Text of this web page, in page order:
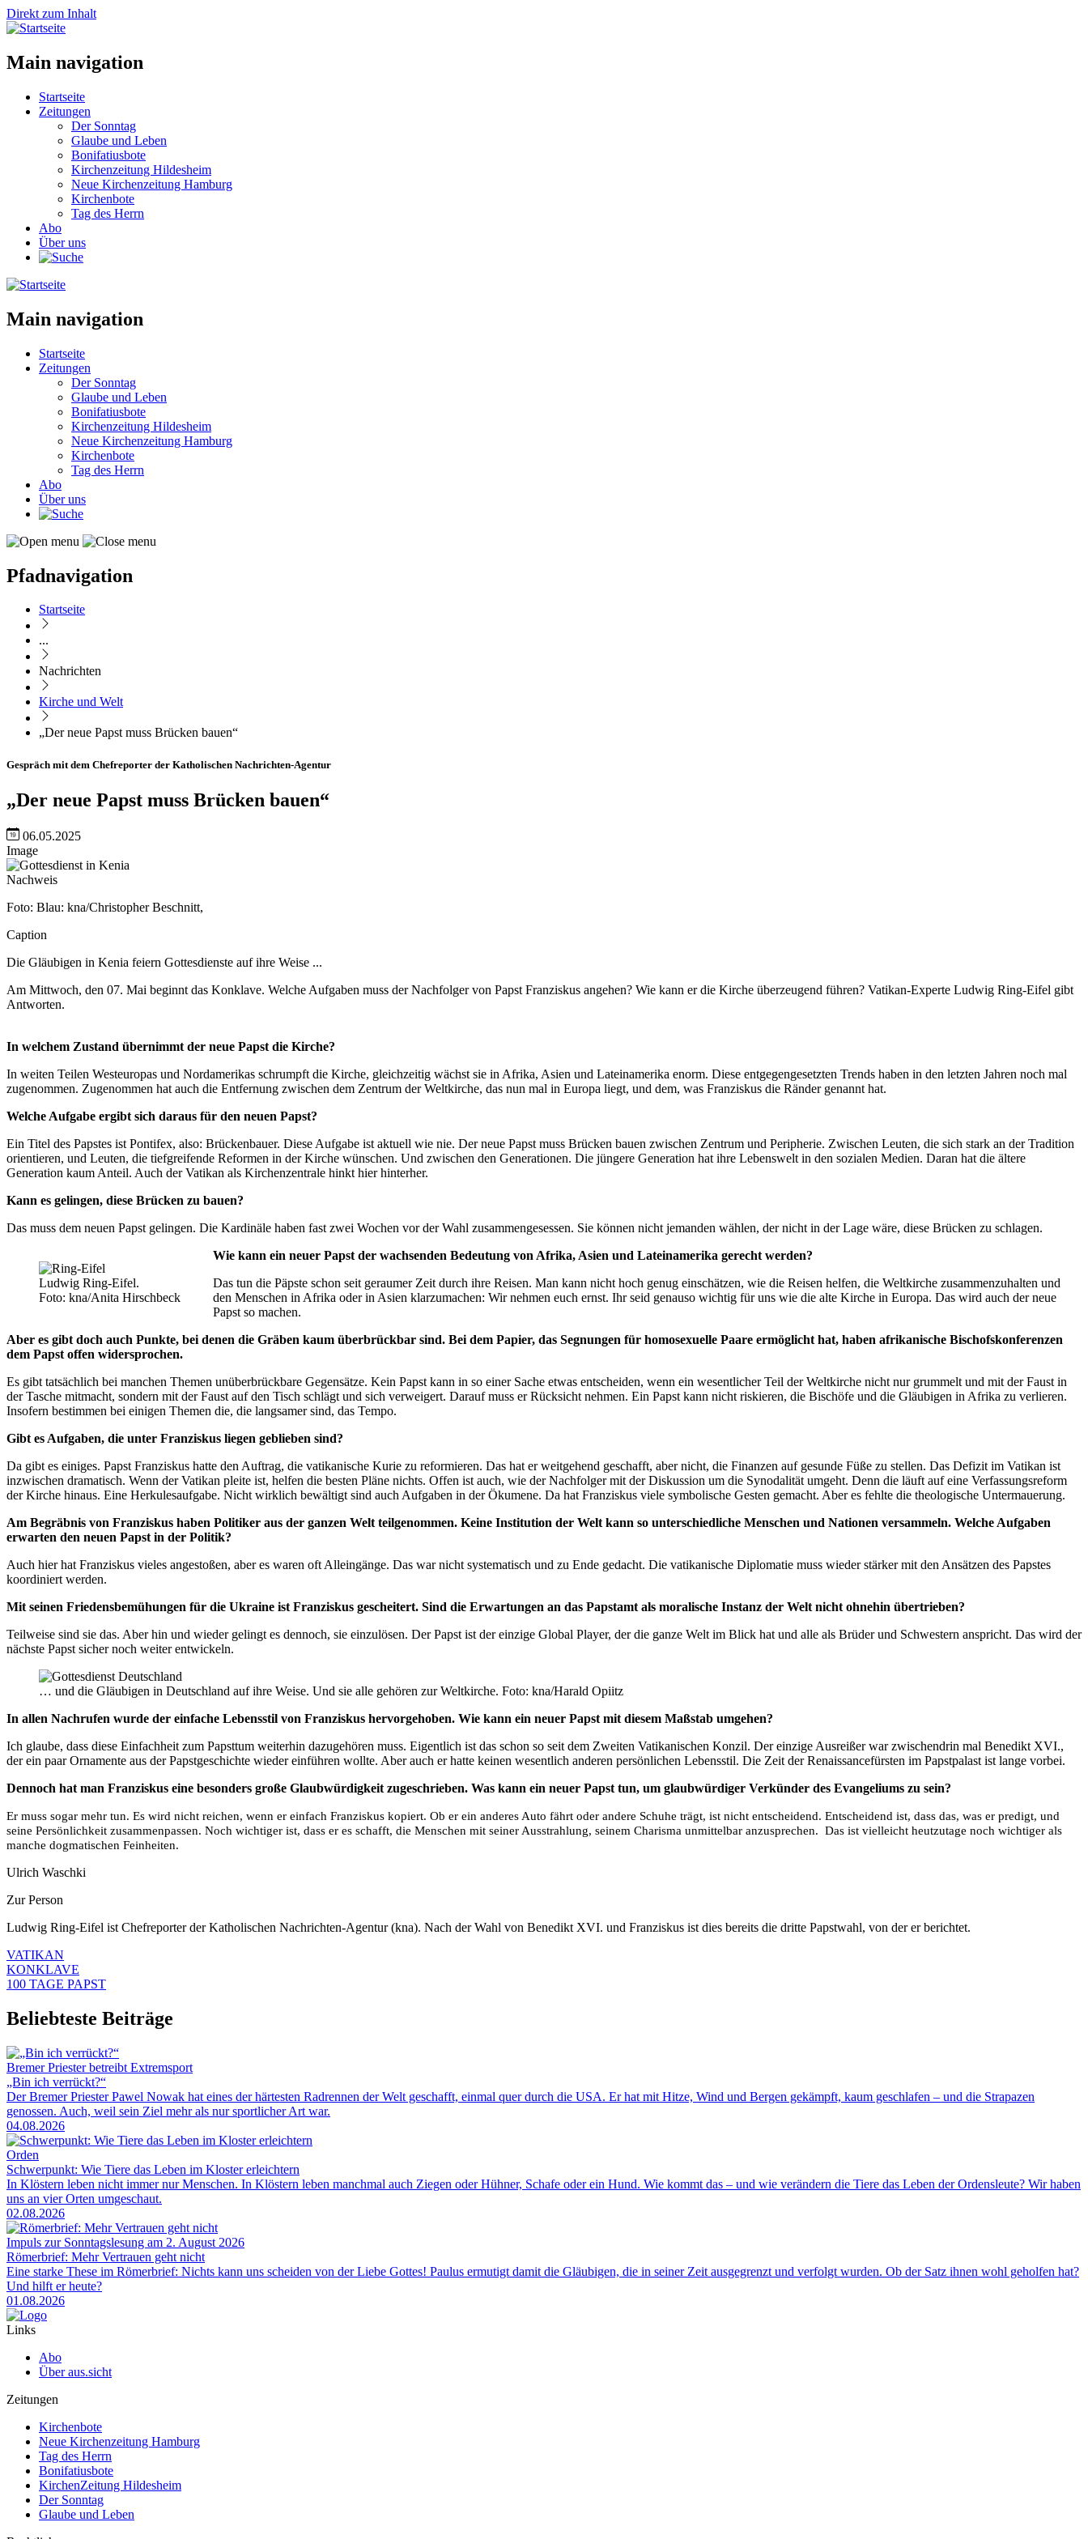
Direkt zum Inhalt
Main navigation
Startseite
Zeitungen
Der Sonntag
Glaube und Leben
Bonifatiusbote
Kirchenzeitung Hildesheim
Neue Kirchenzeitung Hamburg
Kirchenbote
Tag des Herrn
Abo
Über uns
Main navigation
Startseite
Zeitungen
Der Sonntag
Glaube und Leben
Bonifatiusbote
Kirchenzeitung Hildesheim
Neue Kirchenzeitung Hamburg
Kirchenbote
Tag des Herrn
Abo
Über uns
Pfadnavigation
Startseite
...
Nachrichten
Kirche und Welt
„Der neue Papst muss Brücken bauen“
Gespräch mit dem Chefreporter der Katholischen Nachrichten-Agentur
„Der neue Papst muss Brücken bauen“
06.05.2025
Image
Nachweis
Foto: Blau: kna/Christopher Beschnitt,
Caption
Die Gläubigen in Kenia feiern Gottesdienste auf ihre Weise ...
Am Mittwoch, den 07. Mai beginnt das Konklave. Welche Aufgaben muss der Nachfolger von Papst Franziskus angehen? Wie kann er die Kirche überzeugend führen? Vatikan-Experte Ludwig Ring-Eifel gibt
Antworten.
In welchem Zustand übernimmt der neue Papst die Kirche?
In weiten Teilen Westeuropas und Nordamerikas schrumpft die Kirche, gleichzeitig wächst sie in Afrika, Asien und Lateinamerika enorm. Diese entgegengesetzten Trends haben in den letzten Jahren noch mal
zugenommen. Zugenommen hat auch die Entfernung zwischen dem Zentrum der Weltkirche, das nun mal in Europa liegt, und dem, was Franziskus die Ränder genannt hat.
Welche Aufgabe ergibt sich daraus für den neuen Papst?
Ein Titel des Papstes ist Pontifex, also: Brückenbauer. Diese Aufgabe ist aktuell wie nie. Der neue Papst muss Brücken bauen zwischen Zentrum und Peripherie. Zwischen Leuten, die sich stark an der Tradition
orientieren, und Leuten, die tiefgreifende Reformen in der Kirche wünschen. Und zwischen den Generationen. Die jüngere Generation hat ihre Lebenswelt in den sozialen Medien. Daran hat die ältere
Generation kaum Anteil. Auch der Vatikan als Kirchenzentrale hinkt hier hinterher.
Kann es gelingen, diese Brücken zu bauen?
Das muss dem neuen Papst gelingen. Die Kardinäle haben fast zwei Wochen vor der Wahl zusammengesessen. Sie können nicht jemanden wählen, der nicht in der Lage wäre, diese Brücken zu schlagen.
Ludwig Ring-Eifel.
Foto: kna/Anita Hirschbeck
Wie kann ein neuer Papst der wachsenden Bedeutung von Afrika, Asien und Lateinamerika gerecht werden?
Das tun die Päpste schon seit geraumer Zeit durch ihre Reisen. Man kann nicht hoch genug einschätzen, wie die Reisen helfen, die Weltkirche zusammenzuhalten und
den Menschen in Afrika oder in Asien klarzumachen: Wir nehmen euch ernst. Ihr seid genauso wichtig für uns wie die alte Kirche in Europa. Das wird auch der neue
Papst so machen.
Aber es gibt doch auch Punkte, bei denen die Gräben kaum überbrückbar sind. Bei dem Papier, das Segnungen für homosexuelle Paare ermöglicht hat, haben afrikanische Bischofskonferenzen
dem Papst offen widersprochen.
Es gibt tatsächlich bei manchen Themen unüberbrückbare Gegensätze. Kein Papst kann in so einer Sache etwas entscheiden, wenn ein wesentlicher Teil der Weltkirche nicht nur grummelt und mit der Faust in
der Tasche mitmacht, sondern mit der Faust auf den Tisch schlägt und sich verweigert. Darauf muss er Rücksicht nehmen. Ein Papst kann nicht riskieren, die Bischöfe und die Gläubigen in Afrika zu verlieren.
Insofern bestimmen bei einigen Themen die, die langsamer sind, das Tempo.
Gibt es Aufgaben, die unter Franziskus liegen geblieben sind?
Da gibt es einiges. Papst Franziskus hatte den Auftrag, die vatikanische Kurie zu reformieren. Das hat er weitgehend geschafft, aber nicht, die Finanzen auf gesunde Füße zu stellen. Das Defizit im Vatikan ist
inzwischen dramatisch. Wenn der Vatikan pleite ist, helfen die besten Pläne nichts. Offen ist auch, wie der Nachfolger mit der Diskussion um die Synodalität umgeht. Denn die läuft auf eine Verfassungsreform
der Kirche hinaus. Eine Herkulesaufgabe. Nicht wirklich bewältigt sind auch Aufgaben in der Ökumene. Da hat Franziskus viele symbolische Gesten gemacht. Aber es fehlte die theologische Untermauerung.
Am Begräbnis von Franziskus haben Politiker aus der ganzen Welt teilgenommen. Keine Institution der Welt kann so unterschiedliche Menschen und Nationen versammeln. Welche Aufgaben
erwarten den neuen Papst in der Politik?
Auch hier hat Franziskus vieles angestoßen, aber es waren oft Alleingänge. Das war nicht systematisch und zu Ende gedacht. Die vatikanische Diplomatie muss wieder stärker mit den Ansätzen des Papstes
koordiniert werden.
Mit seinen Friedensbemühungen für die Ukraine ist Franziskus gescheitert. Sind die Erwartungen an das Papstamt als moralische Instanz der Welt nicht ohnehin übertrieben?
Teilweise sind sie das. Aber hin und wieder gelingt es dennoch, sie einzulösen. Der Papst ist der einzige Global Player, der die ganze Welt im Blick hat und alle als Brüder und Schwestern anspricht. Das wird der
nächste Papst sicher noch weiter entwickeln.
… und die Gläubigen in Deutschland auf ihre Weise. Und sie alle gehören zur Weltkirche. Foto: kna/Harald Opiitz
In allen Nachrufen wurde der einfache Lebensstil von Franziskus hervorgehoben. Wie kann ein neuer Papst mit diesem Maßstab umgehen?
Ich glaube, dass diese Einfachheit zum Papsttum weiterhin dazugehören muss. Eigentlich ist das schon so seit dem Zweiten Vatikanischen Konzil. Der einzige Ausreißer war zwischendrin mal Benedikt XVI.,
der ein paar Ornamente aus der Papstgeschichte wieder einführen wollte. Aber auch er hatte keinen wesentlich anderen persönlichen Lebensstil. Die Zeit der Renaissancefürsten im Papstpalast ist lange vorbei.
Dennoch hat man Franziskus eine besonders große Glaubwürdigkeit zugeschrieben. Was kann ein neuer Papst tun, um glaubwürdiger Verkünder des Evangeliums zu sein?
Er muss sogar mehr tun. Es wird nicht reichen, wenn er einfach Franziskus kopiert. Ob er ein anderes Auto fährt oder andere Schuhe trägt, ist nicht entscheidend. Entscheidend ist, dass das, was er predigt, und
seine Persönlichkeit zusammenpassen. Noch wichtiger ist, dass er es schafft, die Menschen mit seiner Ausstrahlung, seinem Charisma unmittelbar anzusprechen. Das ist vielleicht heutzutage noch wichtiger als
manche dogmatischen Feinheiten.
Ulrich Waschki
Zur Person
Ludwig Ring-Eifel ist Chefreporter der Katholischen Nachrichten-Agentur (kna). Nach der Wahl von Benedikt XVI. und Franziskus ist dies bereits die dritte Papstwahl, von der er berichtet.
VATIKAN
KONKLAVE
100 TAGE PAPST
Beliebteste Beiträge
Bremer Priester betreibt Extremsport
„Bin ich verrückt?“
Der Bremer Priester Pawel Nowak hat eines der härtesten Radrennen der Welt geschafft, einmal quer durch die USA. Er hat mit Hitze, Wind und Bergen gekämpft, kaum geschlafen – und die Strapazen
genossen. Auch, weil sein Ziel mehr als nur sportlicher Art war.
04.08.2026
Orden
Schwerpunkt: Wie Tiere das Leben im Kloster erleichtern
In Klöstern leben nicht immer nur Menschen. In Klöstern leben manchmal auch Ziegen oder Hühner, Schafe oder ein Hund. Wie kommt das – und wie verändern die Tiere das Leben der Ordensleute? Wir haben
uns an vier Orten umgeschaut.
02.08.2026
Impuls zur Sonntagslesung am 2. August 2026
Römerbrief: Mehr Vertrauen geht nicht
Eine starke These im Römerbrief: Nichts kann uns scheiden von der Liebe Gottes! Paulus ermutigt damit die Gläubigen, die in seiner Zeit ausgegrenzt und verfolgt wurden. Ob der Satz ihnen wohl geholfen hat?
Und hilft er heute?
01.08.2026
Links
Abo
Über aus.sicht
Zeitungen
Kirchenbote
Neue Kirchenzeitung Hamburg
Tag des Herrn
Bonifatiusbote
KirchenZeitung Hildesheim
Der Sonntag
Glaube und Leben